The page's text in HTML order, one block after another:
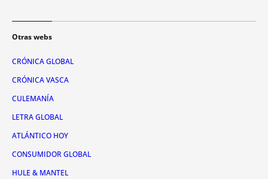
Otras webs
CRÓNICA GLOBAL
CRÓNICA VASCA
CULEMANÍA
LETRA GLOBAL
ATLÁNTICO HOY
CONSUMIDOR GLOBAL
HULE & MANTEL